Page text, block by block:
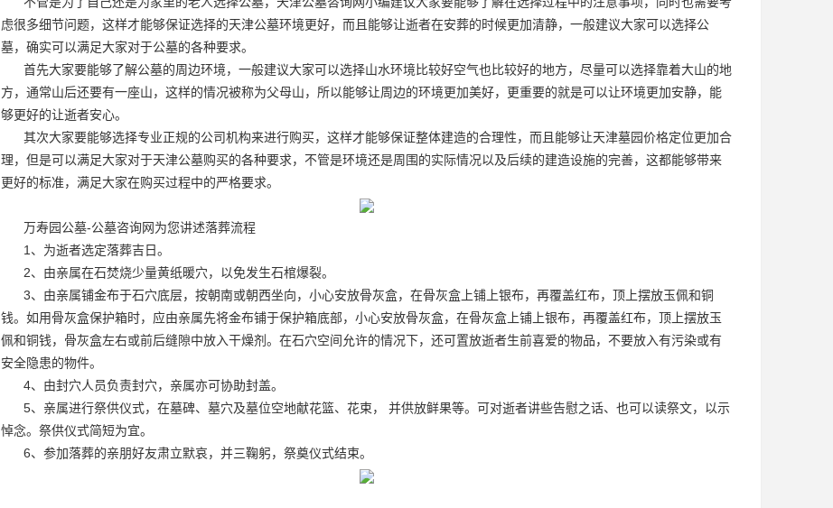
虑很多细节问题，这样才能够保证选择的天津公墓环境更好，而且能够让逝者在安葬的时候更加清静，一般建议大家可以选择公
墓，确实可以满足大家对于公墓的各种要求。
首先大家要能够了解公墓的周边环境，一般建议大家可以选择山水环境比较好空气也比较好的地方，尽量可以选择靠着大山的地
方，通常山后还要有一座山，这样的情况被称为父母山，所以能够让周边的环境更加美好，更重要的就是可以让环境更加安静，能
够更好的让逝者安心。
其次大家要能够选择专业正规的公司机构来进行购买，这样才能够保证整体建造的合理性，而且能够让天津墓园价格定位更加合
理，但是可以满足大家对于天津公墓购买的各种要求，不管是环境还是周围的实际情况以及后续的建造设施的完善，这都能够带来
更好的标准，满足大家在购买过程中的严格要求。
万寿园公墓-公墓咨询网为您讲述落葬流程
1、为逝者选定落葬吉日。
2、由亲属在石焚烧少量黄纸暖穴，以免发生石棺爆裂。
3、由亲属铺金布于石穴底层，按朝南或朝西坐向，小心安放骨灰盒，在骨灰盒上铺上银布，再覆盖红布，顶上摆放玉佩和铜
钱。如用骨灰盒保护箱时，应由亲属先将金布铺于保护箱底部，小心安放骨灰盒，在骨灰盒上铺上银布，再覆盖红布，顶上摆放玉
佩和铜钱，骨灰盒左右或前后缝隙中放入干燥剂。在石穴空间允许的情况下，还可置放逝者生前喜爱的物品，不要放入有污染或有
安全隐患的物件。
4、由封穴人员负责封穴，亲属亦可协助封盖。
5、亲属进行祭供仪式，在墓碑、墓穴及墓位空地献花篮、花束， 并供放鲜果等。可对逝者讲些告慰之话、也可以读祭文，以示
悼念。祭供仪式简短为宜。
6、参加落葬的亲朋好友肃立默哀，并三鞠躬，祭奠仪式结束。